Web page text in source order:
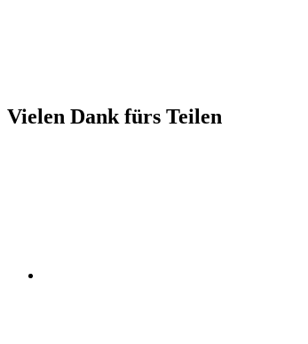
Vielen Dank fürs Teilen